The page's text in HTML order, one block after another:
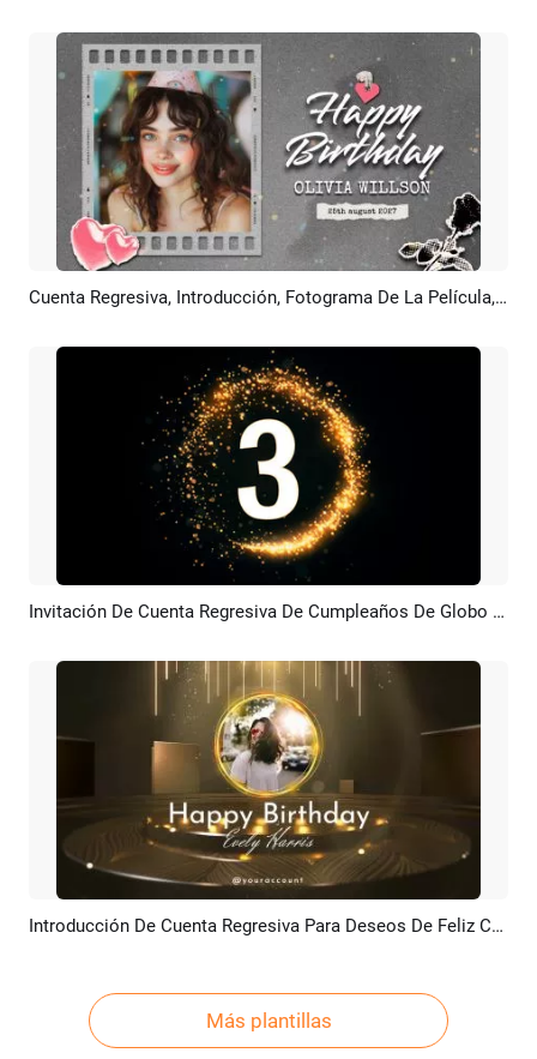
Previsualizar Crear IA Cuenta Regresiva, Introducción, Fotograma De La Película, Quinceañera, Deseos De Feliz Cumpleaños, Collage De Fotos, Presentación De Diapositivas
Previsualizar Personalizar Invitación De Cuenta Regresiva De Cumpleaños De Globo Blanco Y Dorado Moderno
Previsualizar Crear IA Introducción De Cuenta Regresiva Para Deseos De Feliz Cumpleaños Con Partículas De Oro Negro
Más plantillas